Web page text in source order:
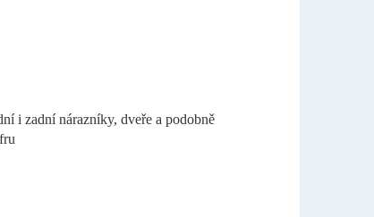
i zadní nárazníky, dveře a podobně